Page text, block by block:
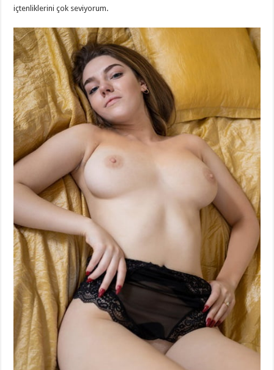
içtenliklerini çok seviyorum.